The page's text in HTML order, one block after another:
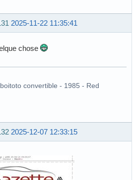
2025-11-22 11:35:41
chose
convertible - 1985 - Red
2025-12-07 12:33:15